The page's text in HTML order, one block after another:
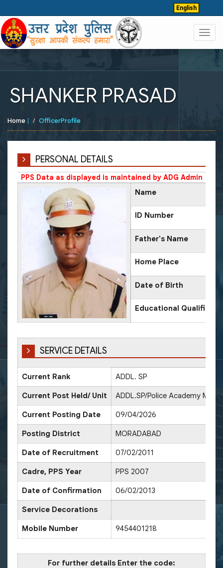
English
SHANKER PRASAD
Home | OfficerProfile
PERSONAL DETAILS
PPS Data as displayed is maintained by ADG Admin
Name
ID Number
Father's Name
Home Place
Date of Birth
Educational
SERVICE DETAILS
Current Rank ADDL. SP
Current Post Held/ Unit ADDL.SP/Police Academy
Current Posting Date 09/04/2026
Posting District MORADABAD
Date of Recruitment 07/02/2011
Cadre, PPS Year PPS 2007
Date of Confirmation 06/02/2013
Service Decorations
Mobile Number 9454401218
For further details Enter the code: